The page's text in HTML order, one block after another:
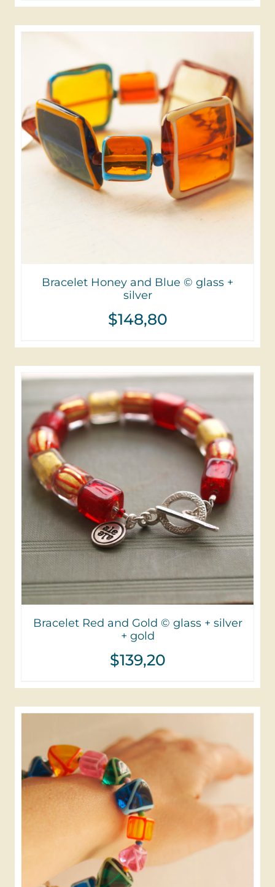
Bracelet Honey and Blue © glass +
silver
$148,80
Bracelet Red and Gold © glass + silver
+ gold
$139,20